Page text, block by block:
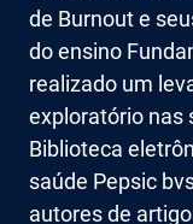
de Burnout e
do ensino
realizado um
exploratório nas
Biblioteca
saúde Pepsic
autores de